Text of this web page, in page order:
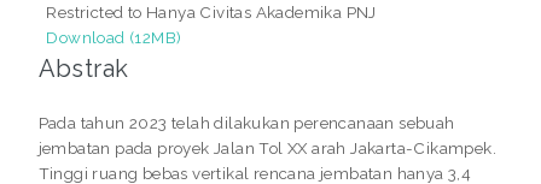
Restricted to Hanya Civitas Akademika PNJ
Download (12MB)
Abstrak
Pada tahun 2023 telah dilakukan perencanaan sebuah
jembatan pada proyek Jalan Tol XX arah Jakarta-Cikampek.
Tinggi ruang bebas vertikal rencana jembatan hanya 3,4